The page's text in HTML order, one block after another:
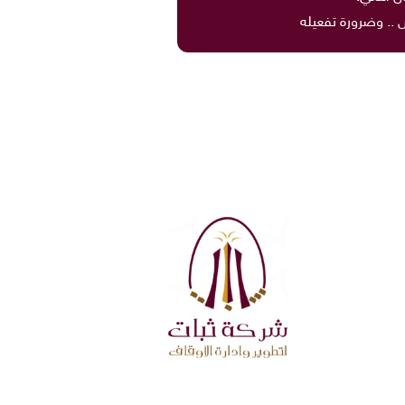
.. وضرورة تفعيله